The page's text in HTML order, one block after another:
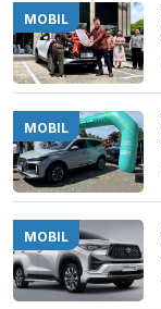
MOBIL
MOBIL
MOBIL